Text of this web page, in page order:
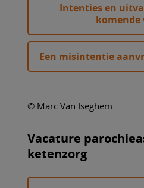
Intenties en
komende
Een misintentie
© Marc Van Iseghem
Vacature
ketenzorg